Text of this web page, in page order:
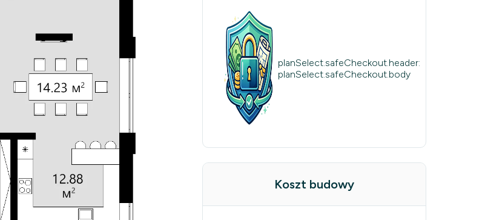
planSelect.safeCheckout.header:
planSelect.safeCheckout.body
Koszt budowy